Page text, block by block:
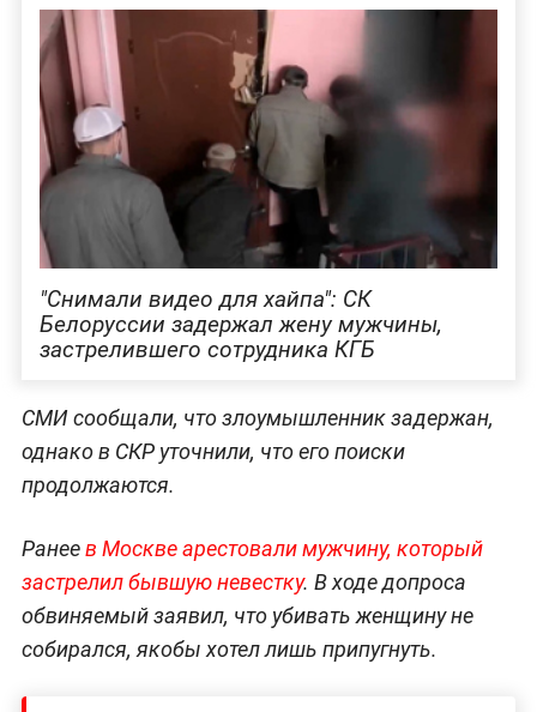
"Снимали видео для хайпа": СК
Белоруссии задержал жену мужчины,
застрелившего сотрудника КГБ
СМИ сообщали, что злоумышленник задержан,
однако в СКР уточнили, что его поиски
продолжаются.
Ранеев Москве арестовали мужчину, который
застрелил бывшую невестку. В ходе допроса
обвиняемый заявил, что убивать женщину не
собирался, якобы хотел лишь припугнуть.